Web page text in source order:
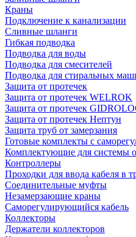
Краны
Подключение к канализации
Сливные шланги
Гибкая подводка
Подводка для воды
Подводка для смесителей
Подводка для стиральных
Защита от протечек
Защита от протечек WELROK
Защита от протечек
Защита от протечек Нептун
Защита труб от замерзания
Готовые комплекты с
Комплектующие для системы
Контроллеры
Проходки для ввода кабеля в
Соединительные муфты
Незамерзающие краны
Саморегулирующийся кабель
Коллекторы
Держатели коллекторов